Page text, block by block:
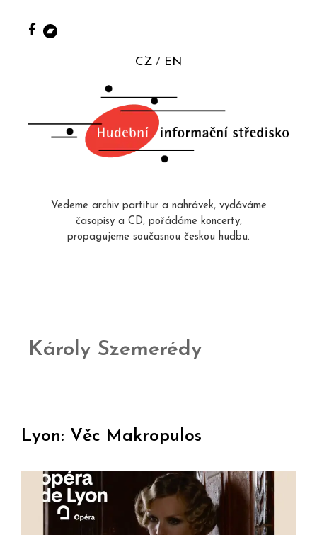
CZ EN
Vedeme archiv partitur a nahrávek, vydáváme
časopisy a CD, pořádáme koncerty,
propagujeme současnou českou hudbu.
Károly Szemerédy
Lyon: Věc Makropulos